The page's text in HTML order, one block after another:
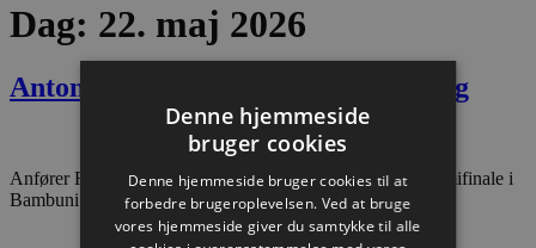
Dag: 22. maj 2026
Antonsen: Der bliver knald på lørdag
Anfører René Antonsen ser frem mod lørdagens anden semifinale i
Bambuni Herreligaen mod Mors-Thy Håndbold.
Denne hjemmeside
bruger cookies
Denne hjemmeside bruger cookies til at
forbedre brugeroplevelsen. Ved at bruge
vores hjemmeside giver du samtykke til alle